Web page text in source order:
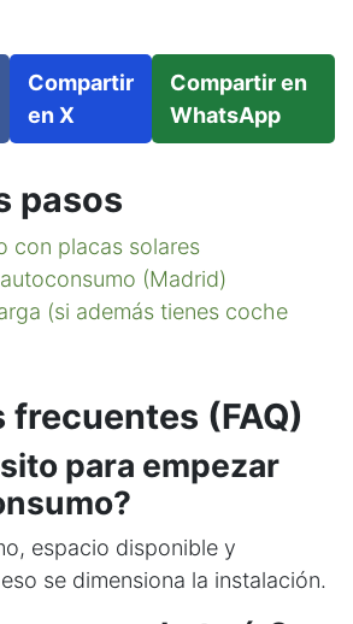
Compartir
en X
Compartir en
WhatsApp
pasos
con placas solares
(Madrid)
(si además tienes coche
frecuentes (FAQ)
para empezar
espacio disponible y
se dimensiona la instalación.